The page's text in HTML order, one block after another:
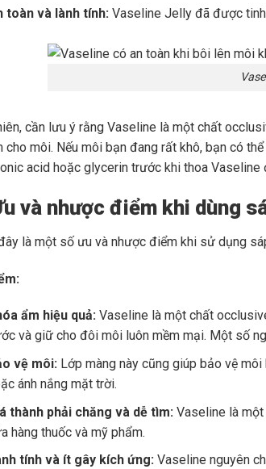
toàn và lành tính: Vaseline Jelly đã được
cần lưu ý rằng Vaseline là một chất
cho môi. Nếu môi bạn đang rất khô, bạn có
acid hoặc glycerin trước khi thoa Vaseline
và nhược điểm khi dùng
là một số ưu và nhược điểm khi sử dụng
ẩm hiệu quả: Vaseline là một chất
và giữ cho đôi môi luôn mềm mại. Một số
vệ môi: Lớp màng này cũng giúp bảo vệ
ánh nắng mặt trời.
thành phải chăng và dễ tìm: Vaseline là
hàng thuốc và mỹ phẩm.
tính và ít gây kích ứng: Vaseline nguyên